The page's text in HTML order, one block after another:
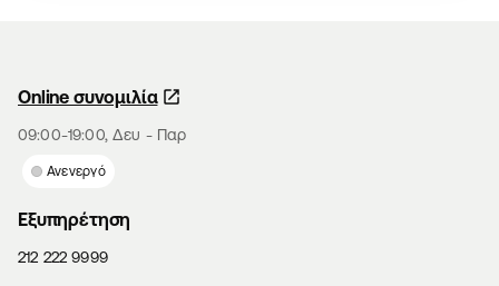
Online συνομιλία
09:00-19:00, Δευ - Παρ
Ανενεργό
Εξυπηρέτηση
212 222 9999